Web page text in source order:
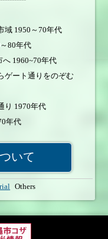
1950～70年代
80年代
1960~70年代
ゲート通りをのぞむ
り 1970年代
年代
年代
いて
Others